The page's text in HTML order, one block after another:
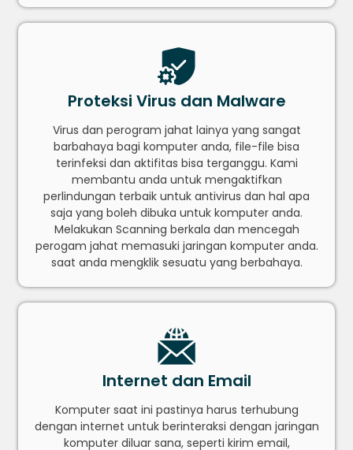
Proteksi Virus dan Malware
Virus dan perogram jahat lainya yang sangat
barbahaya bagi komputer anda, file-file bisa
terinfeksi dan aktifitas bisa terganggu. Kami
membantu anda untuk mengaktifkan
perlindungan terbaik untuk antivirus dan hal apa
saja yang boleh dibuka untuk komputer anda.
Melakukan Scanning berkala dan mencegah
perogam jahat memasuki jaringan komputer anda.
saat anda mengklik sesuatu yang berbahaya.
Internet dan Email
Komputer saat ini pastinya harus terhubung
dengan internet untuk berinteraksi dengan jaringan
komputer diluar sana, seperti kirim email,